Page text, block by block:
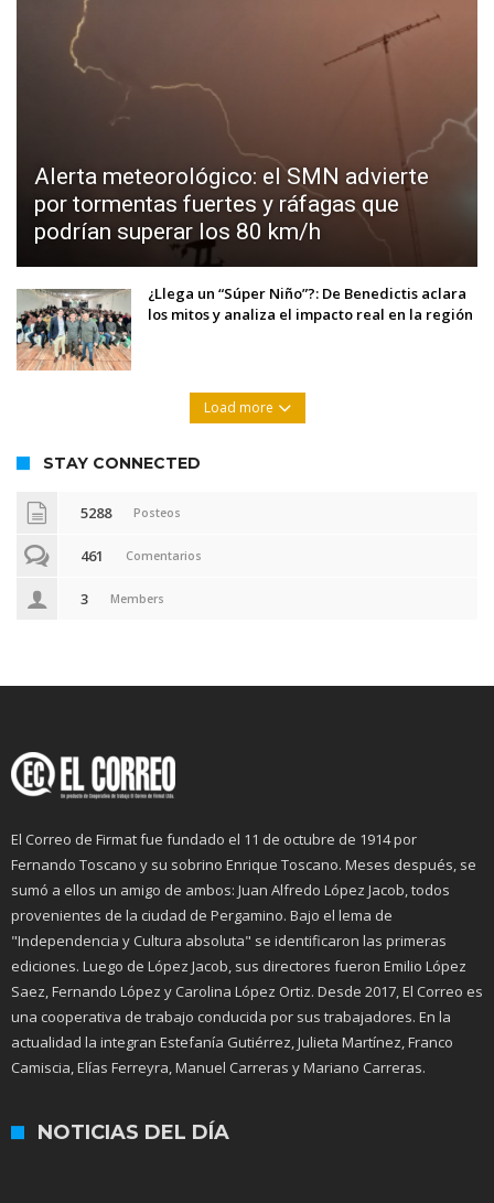
Alerta meteorológico: el SMN advierte
por tormentas fuertes y ráfagas que
podrían superar los 80 km/h
¿Llega un “Súper Niño”?: De Benedictis aclara
los mitos y analiza el impacto real en la región
Load more
STAY CONNECTED
5288 Posteos
461 Comentarios
3 Members
El Correo de Firmat fue fundado el 11 de octubre de 1914 por
Fernando Toscano y su sobrino Enrique Toscano. Meses después, se
sumó a ellos un amigo de ambos: Juan Alfredo López Jacob, todos
provenientes de la ciudad de Pergamino. Bajo el lema de
"Independencia y Cultura absoluta" se identificaron las primeras
ediciones. Luego de López Jacob, sus directores fueron Emilio López
Saez, Fernando López y Carolina López Ortiz. Desde 2017, El Correo es
una cooperativa de trabajo conducida por sus trabajadores. En la
actualidad la integran Estefanía Gutiérrez, Julieta Martínez, Franco
Camiscia, Elías Ferreyra, Manuel Carreras y Mariano Carreras.
NOTICIAS DEL DÍA